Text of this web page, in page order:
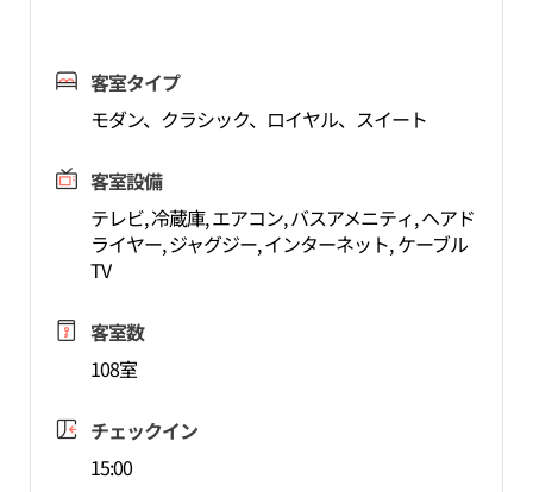
客室タイプ
モダン、クラシック、ロイヤル、スイート
客室設備
テレビ, 冷蔵庫, エアコン, バスアメニティ, ヘアド
ライヤー, ジャグジー, インターネット, ケーブル
TV
客室数
108室
チェックイン
15:00